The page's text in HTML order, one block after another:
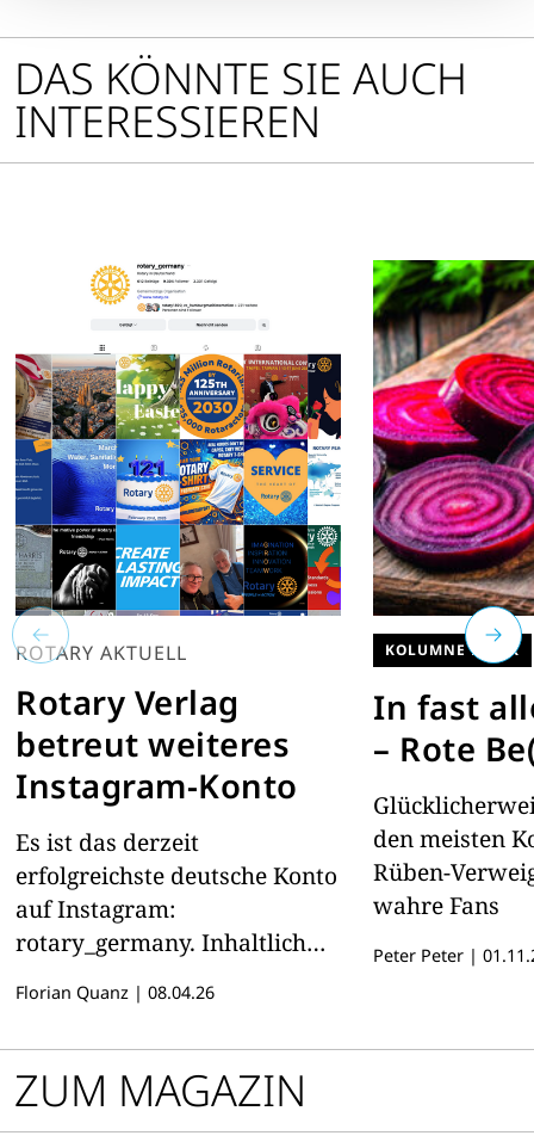
DAS KÖNNTE SIE AUCH
INTERESSIEREN
ROTARY AKTUELL
Rotary Verlag
betreut weiteres
Instagram-Konto
Es ist das derzeit
erfolgreichste deutsche Konto
auf Instagram:
rotary_germany. Inhaltlich
die Mitarbeiter des Rotary
Magazins.
Florian Quanz | 08.04.26
KOLUMNE PETER
In fast
– Rote
den meisten
Rüben-
wahre Fans
Peter Peter |
ZUM MAGAZIN